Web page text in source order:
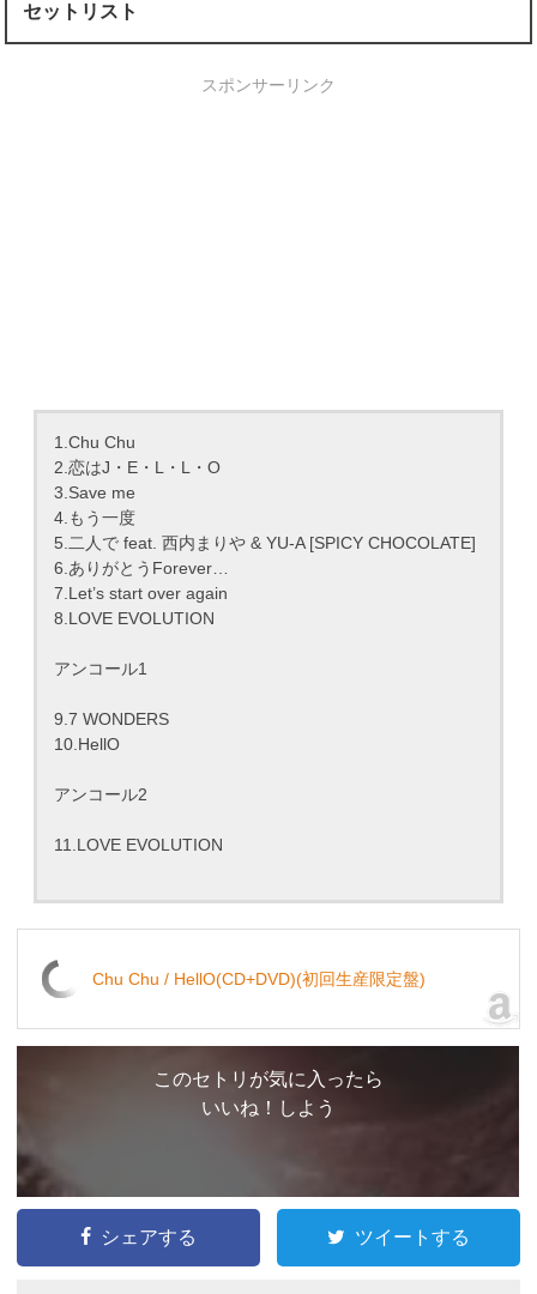
セットリスト
スポンサーリンク
1.Chu Chu
2.恋はJ・E・L・L・O
3.Save me
4.もう一度
5.二人で feat. 西内まりや & YU-A [SPICY CHOCOLATE]
6.ありがとうForever…
7.Let’s start over again
8.LOVE EVOLUTION
アンコール1
9.7 WONDERS
10.HellO
アンコール2
11.LOVE EVOLUTION
Chu Chu / HellO(CD+DVD)(初回生産限定盤)
このセトリが気に入ったら
いいね！しよう
シェアする ツイートする